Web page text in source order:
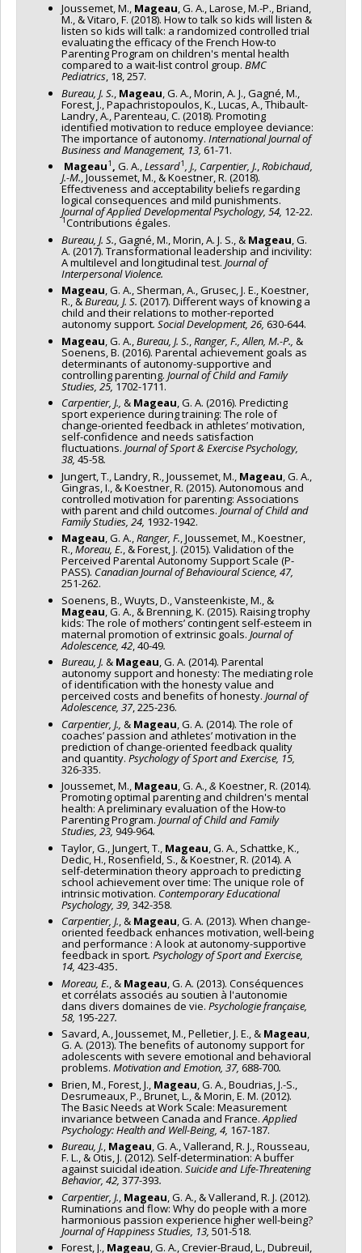
Joussemet, M., Mageau, G. A., Larose, M.-P., Briand,
M., & Vitaro, F. (2018). How to talk so kids will listen &
listen so kids will talk: a randomized controlled trial
evaluating the efficacy of the French How-to
Parenting Program on children's mental health
compared to a wait-list control group. BMC
Pediatrics, 18, 257.
Bureau, J. S. Mageau , G. A., Morin, A. J., Gagné, M.,
Forest, J., Papachristopoulos, K., Lucas, A., Thibault-
Landry, A., Parenteau, C. (2018). Promoting
identified motivation to reduce employee deviance:
The importance of autonomy. International Journal of
Business and Management, 13, 61-71.
Mageau1 , G. A.,Lessard1, J., Carpentier, J.,Robichaud,
J.-M., Joussemet, M., & Koestner, R. (2018).
Effectiveness and acceptability beliefs regarding
logical consequences and mild punishments.
Journal of Applied Developmental Psychology, 54, 12-22.
1Contributions égales.
Bureau, J. S. , Gagné, M., Morin, A. J. S., & Mageau , G.
A. (2017). Transformational leadership and incivility:
A multilevel and longitudinal test. Journal of
Interpersonal Violence.
Mageau, G. A., Sherman, A., Grusec, J. E., Koestner,
R., &Bureau, J. S. (2017). Different ways of knowing a
child and their relations to mother-reported
autonomy support. Social Development, 26, 630-644.
Mageau , G. A., Bureau, J. S. Ranger, F., Allen, M.-P., &
Soenens, B. (2016). Parental achievement goals as
determinants of autonomy-supportive and
controlling parenting. Journal of Child and Family
Studies, 25,1702-1711.
Carpentier, J., & Mageau, G. A. (2016). Predicting
sport experience during training: The role of
change-oriented feedback in athletes’ motivation,
self-confidence and needs satisfaction
fluctuations. Journal of Sport & Exercise Psychology,
38, 45-58.
Jungert, T., Landry, R., Joussemet, M., Mageau , G. A.,
Gingras, I., & Koestner, R. (2015). Autonomous and
controlled motivation for parenting: Associations
with parent and child outcomes. Journal of Child and
Family Studies, 24, 1932-1942.
Mageau, G. A.,Ranger, F., Joussemet, M., Koestner,
R.,Moreau, E., & Forest, J. (2015). Validation of the
Perceived Parental Autonomy Support Scale (P-
PASS). Canadian Journal of Behavioural Science, 47,
251-262.
Soenens, B., Wuyts, D., Vansteenkiste, M., &
Mageau , G. A., & Brenning, K. (2015). Raising trophy
kids: The role of mothers’ contingent self-esteem in
maternal promotion of extrinsic goals. Journal of
Adolescence, 42 , 40-49.
Bureau, J. & Mageau, G. A. (2014). Parental
autonomy support and honesty: The mediating role
of identification with the honesty value and
perceived costs and benefits of honesty. Journal of
Adolescence, 37, 225-236.
Carpentier, J., & Mageau , G. A. (2014). The role of
coaches’ passion and athletes’ motivation in the
prediction of change-oriented feedback quality
and quantity. Psychology of Sport and Exercise, 15,
326-335.
Joussemet, M., Mageau, G. A.,&Koestner, R. (2014).
Promoting optimal parenting and children's mental
health: A preliminary evaluation of the How-to
Parenting Program.Journal of Child and Family
Studies, 23, 949-964.
Taylor, G., Jungert, T., Mageau , G. A., Schattke, K.,
Dedic, H., Rosenfield, S., & Koestner, R. (2014). A
self-determination theory approach to predicting
school achievement over time: The unique role of
intrinsic motivation. Contemporary Educational
Psychology, 39, 342-358.
Carpentier, J., & Mageau, G. A. (2013). When change-
oriented feedback enhances motivation, well-being
and performance : A look at autonomy-supportive
feedback in sport. Psychology of Sport and Exercise,
14, 423-435.
Moreau, E. , & Mageau , G. A. (2013). Conséquences
et corrélats associés au soutien à l'autonomie
dans divers domaines de vie. Psychologie française,
58, 195-227.
Savard, A., Joussemet, M., Pelletier, J. E., & Mageau,
G. A. (2013). The benefits of autonomy support for
adolescents with severe emotional and behavioral
problems. Motivation and Emotion, 37, 688-700.
Brien, M., Forest, J., Mageau , G. A., Boudrias, J.-S.,
Desrumeaux, P., Brunet, L., & Morin, E. M. (2012).
The Basic Needs at Work Scale: Measurement
invariance between Canada and France. Applied
Psychology: Health and Well-Being, 4, 167-187.
Bureau, J., Mageau, G. A., Vallerand, R. J., Rousseau,
F. L., & Otis, J. (2012). Self-determination: A buffer
against suicidal ideation. Suicide and Life-Threatening
Behavior, 42, 377-393.
Carpentier, J. Mageau , G. A., & Vallerand, R. J. (2012).
Ruminations and flow: Why do people with a more
harmonious passion experience higher well-being?
Journal of Happiness Studies, 13, 501-518.
Forest, J., Mageau, G. A., Crevier-Braud, L., Dubreuil,